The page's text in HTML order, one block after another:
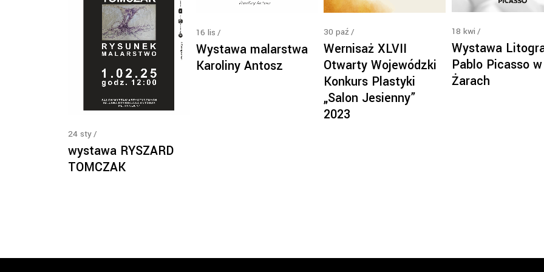
24 sty
wystawa RYSZARD
TOMCZAK
16 lis
Wystawa malarstwa
Karoliny Antosz
30 paź
Wernisaż XLVII
Otwarty Wojewódzki
Konkurs Plastyki
„Salon Jesienny”
2023
18 kwi
Wystawa
Pablo Picasso w
Żarach